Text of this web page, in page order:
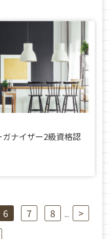
ガナイザー2級資格認
6 7 8 ...
>